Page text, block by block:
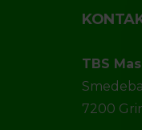
TBS
7200